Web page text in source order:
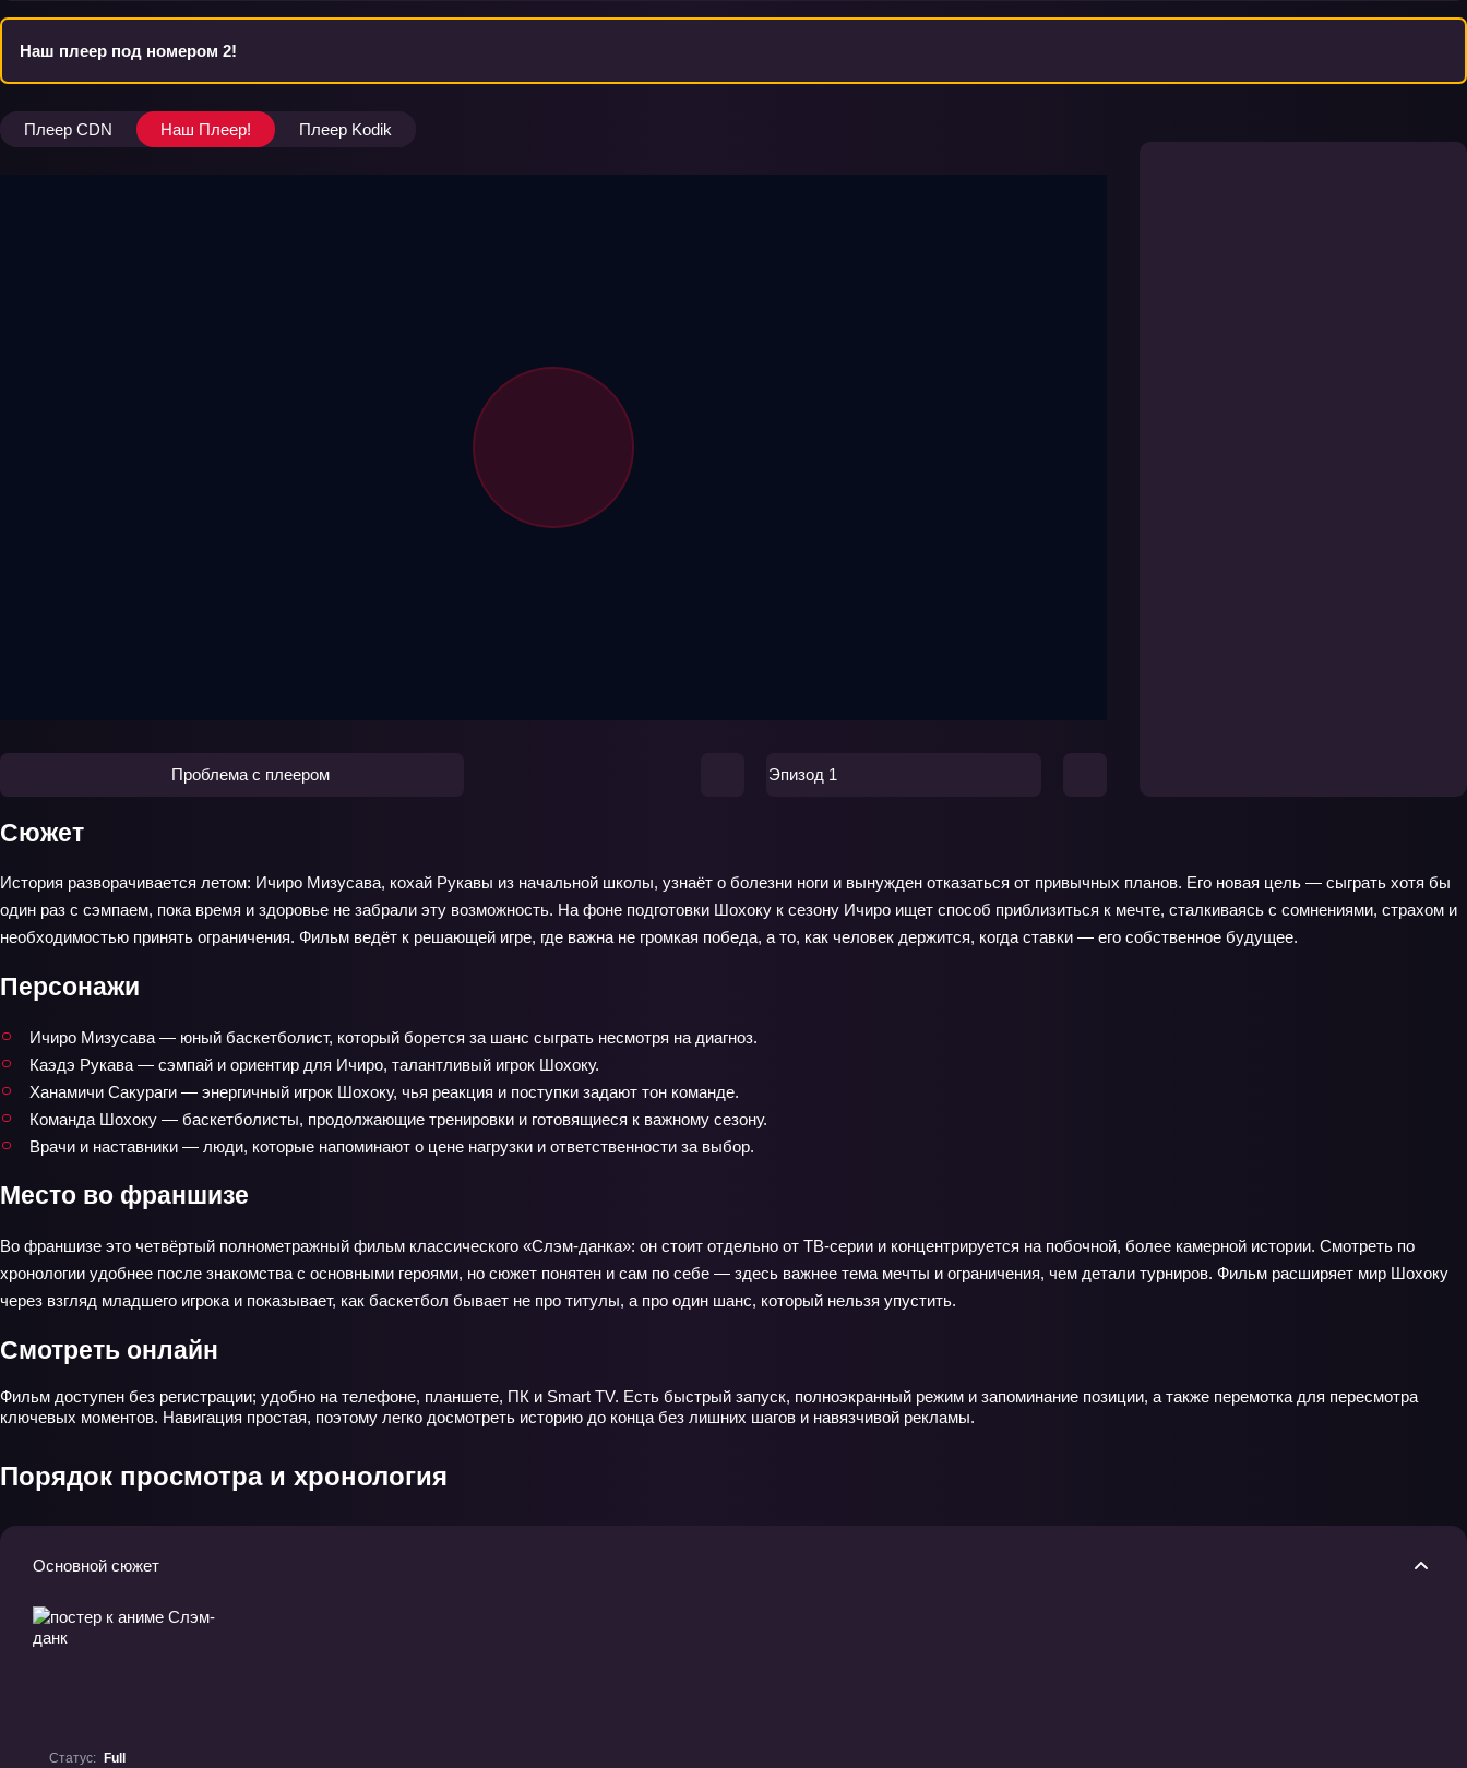
Наш плеер под номером 2!
Плеер CDN Наш Плеер! Плеер Kodik
Проблема с плеером Эпизод 1
Сюжет
История разворачивается летом: Ичиро Мизусава, кохай Рукавы из начальной школы, узнаёт о болезни ноги и вынужден отказаться от привычных планов. Его новая цель — сыграть хотя бы
один раз с сэмпаем, пока время и здоровье не забрали эту возможность. На фоне подготовки Шохоку к сезону Ичиро ищет способ приблизиться к мечте, сталкиваясь с сомнениями, страхом и
необходимостью принять ограничения. Фильм ведёт к решающей игре, где важна не громкая победа, а то, как человек держится, когда ставки — его собственное будущее.
Персонажи
Ичиро Мизусава — юный баскетболист, который борется за шанс сыграть несмотря на диагноз.
Каэдэ Рукава — сэмпай и ориентир для Ичиро, талантливый игрок Шохоку.
Ханамичи Сакураги — энергичный игрок Шохоку, чья реакция и поступки задают тон команде.
Команда Шохоку — баскетболисты, продолжающие тренировки и готовящиеся к важному сезону.
Врачи и наставники — люди, которые напоминают о цене нагрузки и ответственности за выбор.
Место во франшизе
Во франшизе это четвёртый полнометражный фильм классического «Слэм-данка»: он стоит отдельно от ТВ‑серии и концентрируется на побочной, более камерной истории. Смотреть по
хронологии удобнее после знакомства с основными героями, но сюжет понятен и сам по себе — здесь важнее тема мечты и ограничения, чем детали турниров. Фильм расширяет мир Шохоку
через взгляд младшего игрока и показывает, как баскетбол бывает не про титулы, а про один шанс, который нельзя упустить.
Смотреть онлайн
Фильм доступен без регистрации; удобно на телефоне, планшете, ПК и Smart TV. Есть быстрый запуск, полноэкранный режим и запоминание позиции, а также перемотка для пересмотра
ключевых моментов. Навигация простая, поэтому легко досмотреть историю до конца без лишних шагов и навязчивой рекламы.
Порядок просмотра и хронология
Основной сюжет
Статус:
Full